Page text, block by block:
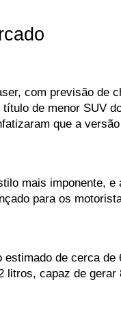
com previsão de
de menor SUV
que a
mais imponente,
para os
de cerca
capaz de